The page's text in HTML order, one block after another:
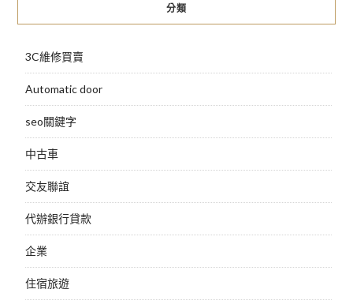
分類
3C維修買賣
Automatic door
seo關鍵字
中古車
交友聯誼
代辦銀行貸款
企業
住宿旅遊